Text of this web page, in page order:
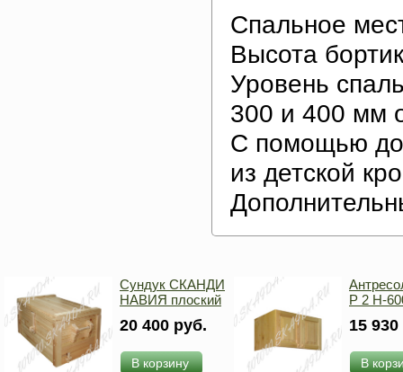
Спальное
Высота
Уровень
300 и 400 мм
С помощью
из детской
Сундук СКАНДИ
НАВИЯ плоский
20 400 руб.
В корзину
Р 2 H-
15
В